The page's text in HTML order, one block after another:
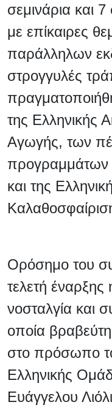
σεμινάρια και
με επίκαιρες
παράλληλων
στρογγυλές
της Ελληνικής
Αγωγής, των
και της
Ορόσημο του
τελετή έναρξης
νοσταλγία και
οποία
στο πρόσωπο
Ελληνικής
Ευάγγελου